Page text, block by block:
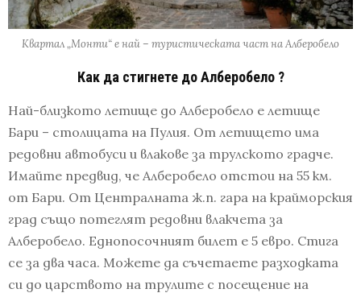
Квартал „Монти“ е най – туристическата част на Алберобело
Как да стигнете до Алберобело ?
Най-близкото летище до Алберобело е летище
Бари – столицата на Пулия. От летището има
редовни автобуси и влакове за трулското градче.
Имайте предвид, че Алберобело отстои на 55 км.
от Бари. От Централната ж.п. гара на крайморския
град също потеглят редовни влакчета за
Алберобело. Еднопосочният билет е 5 евро. Стига
се за два часа. Можете да съчетаете разходката
си до царството на трулите с посещение на